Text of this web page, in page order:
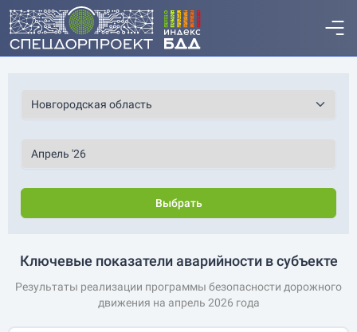
Выбрать
Ключевые показатели аварийности в субъекте
Результаты реализации программы безопасности дорожного
движения на апрель 2026 года